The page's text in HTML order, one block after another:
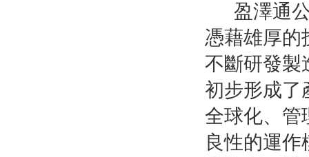
盈澤通
憑藉雄厚的
不斷研發製
初步形成了
全球化、管
良性的運